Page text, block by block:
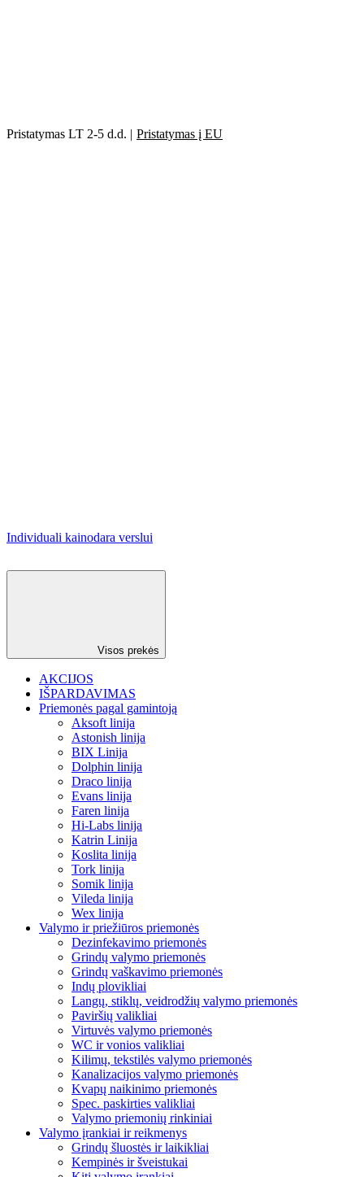
Pristatymas LT 2-5 d.d. | Pristatymas į EU
Individuali kainodara verslui
Visos prekės
AKCIJOS
IŠPARDAVIMAS
Priemonės pagal gamintoją
Aksoft linija
Astonish linija
BIX Linija
Dolphin linija
Draco linija
Evans linija
Faren linija
Hi-Labs linija
Katrin Linija
Koslita linija
Tork linija
Somik linija
Vileda linija
Wex linija
Valymo ir priežiūros priemonės
Dezinfekavimo priemonės
Grindų valymo priemonės
Grindų vaškavimo priemonės
Indų plovikliai
Langų, stiklų, veidrodžių valymo priemonės
Paviršių valikliai
Virtuvės valymo priemonės
WC ir vonios valikliai
Kilimų, tekstilės valymo priemonės
Kanalizacijos valymo priemonės
Kvapų naikinimo priemonės
Spec. paskirties valikliai
Valymo priemonių rinkiniai
Valymo įrankiai ir reikmenys
Grindų šluostės ir laikikliai
Kempinės ir šveistukai